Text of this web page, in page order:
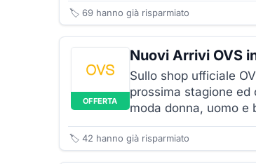
🏷️ 69 hanno già risparmiato
OFFERTA
Nuovi Arrivi OVS
Sullo shop ufficiale
prossima stagione
moda donna, uomo e
🏷️ 42 hanno già risparmiato